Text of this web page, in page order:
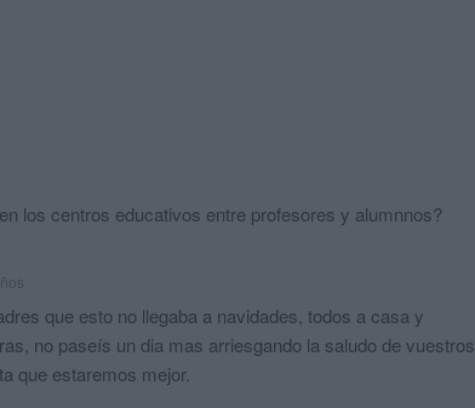
los centros educativos entre profesores y alumnnos?
que esto no llegaba a navidades, todos a casa y
no paseís un dia mas arriesgando la saludo de vuestros
que estaremos mejor.